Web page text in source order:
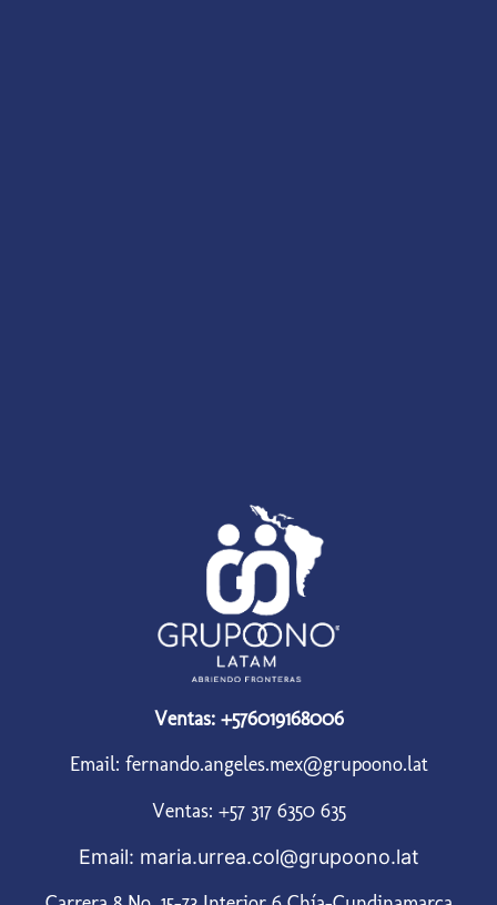
Ventas: +576019168006
Email: fernando.angeles.mex@grupoono.lat
Ventas: +57 317 6350 635
Email: maria.urrea.col@grupoono.lat